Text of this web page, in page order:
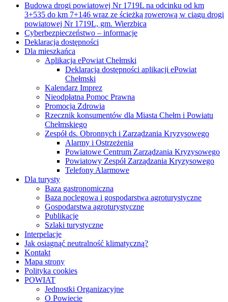
Budowa drogi powiatowej Nr 1719L na odcinku od km
3+535 do km 7+146 wraz ze ścieżką rowerową w ciągu drogi
powiatowej Nr 1719L, gm. Wierzbica
Cyberbezpieczeństwo – informacje
Deklaracja dostępności
Dla mieszkańca
Aplikacja ePowiat Chełmski
Deklaracja dostępności aplikacji ePowiat
Chełmski
Kalendarz Imprez
Nieodpłatna Pomoc Prawna
Promocja Zdrowia
Rzecznik konsumentów dla Miasta Chełm i Powiatu
Chełmskiego
Zespół ds. Obronnych i Zarządzania Kryzysowego
Alarmy i Ostrzeżenia
Powiatowe Centrum Zarządzania Kryzysowego
Powiatowy Zespół Zarządzania Kryzysowego
Telefony Alarmowe
Dla turysty
Baza gastronomiczna
Baza noclegowa i gospodarstwa agroturystyczne
Gospodarstwa agroturystyczne
Publikacje
Szlaki turystyczne
Interpelacje
Jak osiągnąć neutralność klimatyczną?
Kontakt
Mapa strony
Polityka cookies
POWIAT
Jednostki Organizacyjne
O Powiecie